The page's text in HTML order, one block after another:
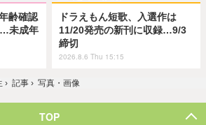
齢確認
…未成年
ドラえもん短歌、入選作は
11/20発売の新刊に収録…9/3
締切
2026.8.6 Thu 15:15
› 記事 › 写真・画像
TOP